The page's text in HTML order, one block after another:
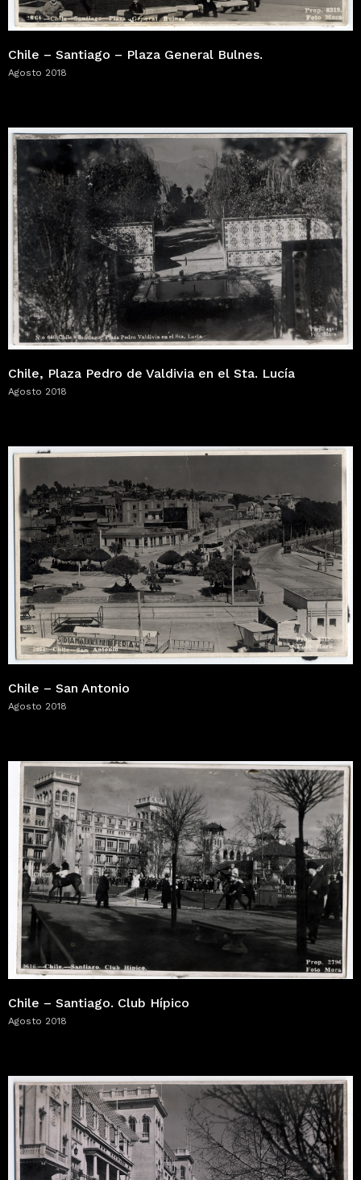
Chile – Santiago – Plaza General Bulnes.
Agosto 2018
Chile, Plaza Pedro de Valdivia en el Sta. Lucía
Agosto 2018
Chile – San Antonio
Agosto 2018
Chile – Santiago. Club Hípico
Agosto 2018